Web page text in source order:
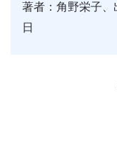
著者：角野栄子
日